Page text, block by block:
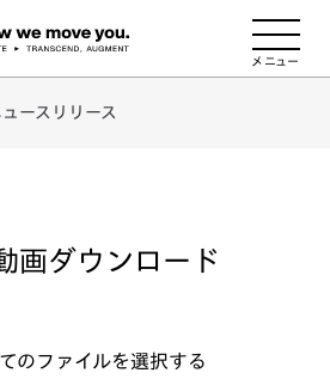
of Dreams
ュースリリース
画ダウンロード
のファイルを選択する